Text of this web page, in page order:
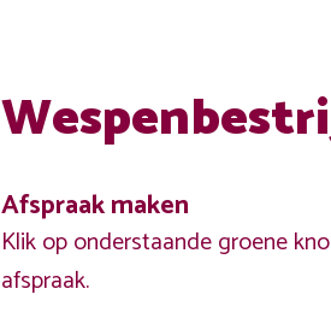
Afspraak maken
Klik op onderstaande groene
afspraak.